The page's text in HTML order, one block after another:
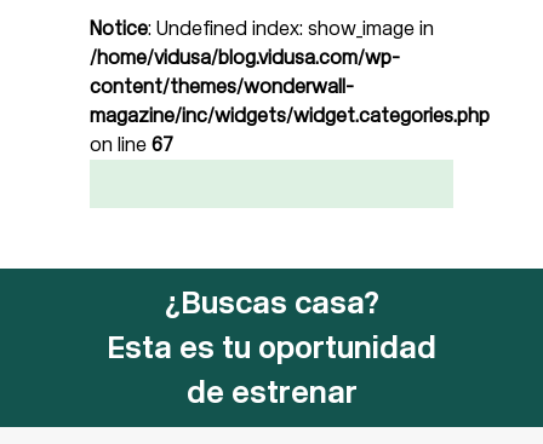
Notice: Undefined index: show_image in
/home/vidusa/blog.vidusa.com/wp-
content/themes/wonderwall-
magazine/inc/widgets/widget.categories.php
on line 67
¿Buscas casa?
Esta es tu oportunidad
de estrenar